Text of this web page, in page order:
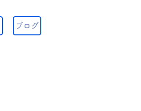
ブログ